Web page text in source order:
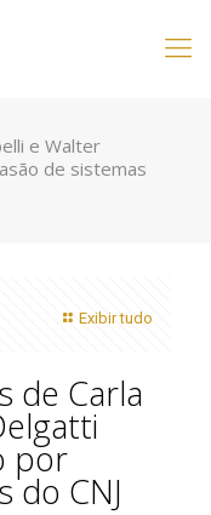
e Walter
de sistemas
Exibir tudo
de Carla
por
do CNJ